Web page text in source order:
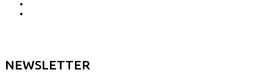
NEWSLETTER